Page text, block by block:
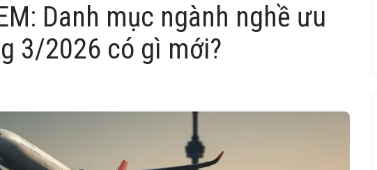
Danh mục ngành nghề ưu
3/2026 có gì mới?